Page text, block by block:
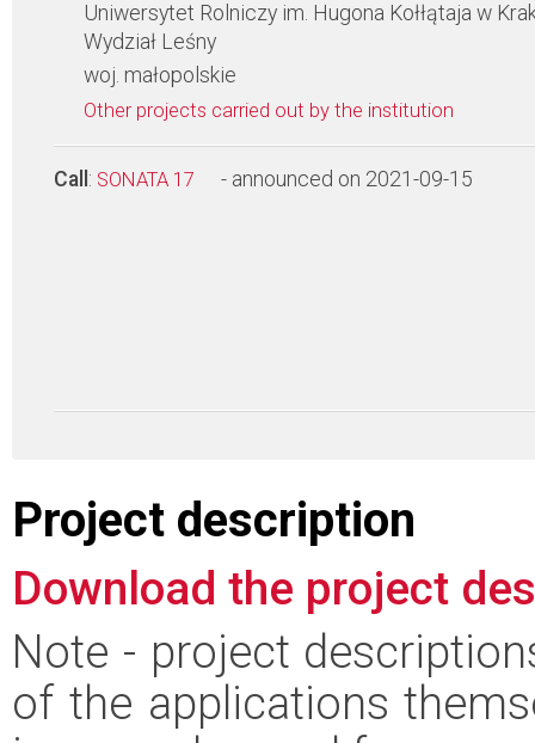
Uniwersytet Rolniczy im. Hugona Kołłątaja w
Wydział Leśny
woj. małopolskie
Other projects carried out by the institution
Call : SONATA 17 - announced on 2021-09-15
Project description
Download the project
Note - project
of the applications